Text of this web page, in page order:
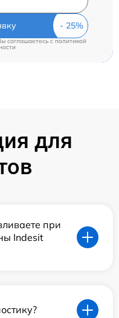
соглашаетесь cполитикой
для
при
Indesit